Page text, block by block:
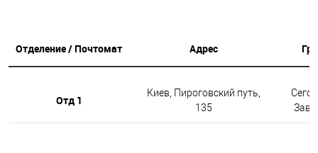
Отделение / Почтомат Адрес
Отд 1
Киев, Пироговский путь,
135